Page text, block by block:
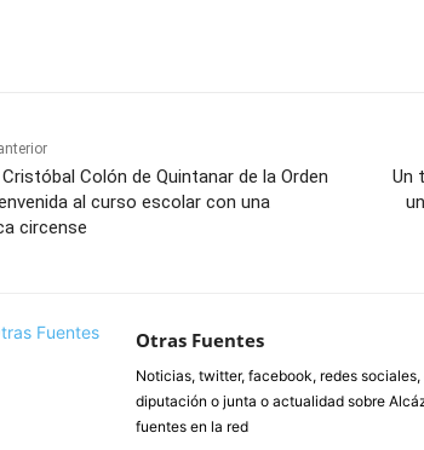
Cristóbal Colón de Quintanar de la Orden
al curso escolar con una
circense
Un
Otras Fuentes
Noticias, twitter, facebook, redes
diputación o junta o actualidad sobre
fuentes en la red